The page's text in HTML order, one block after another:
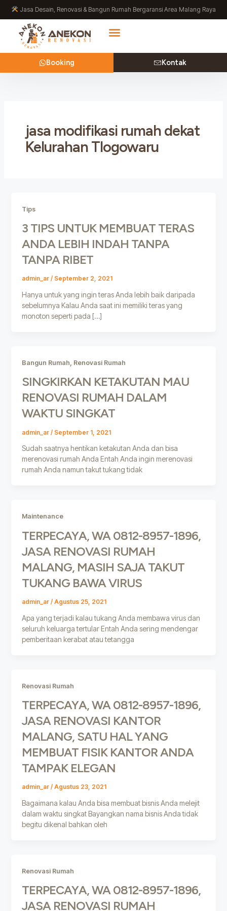
Lewati
Jasa Desain, Renovasi & Bangun Rumah Bergaransi Area Malang Raya
Booking Kontak
jasa modifikasi rumah dekat
Kelurahan Tlogowaru
Tips
3 TIPS UNTUK MEMBUAT TERAS
ANDA LEBIH INDAH TANPA
TANPA RIBET
admin_ar / September 2, 2021
Hanya untuk yang ingin teras Anda lebih baik daripada
sebelumnya Kalau Anda saat ini memiliki teras yang
monoton seperti pada […]
Bangun Rumah Renovasi Rumah
SINGKIRKAN KETAKUTAN MAU
RENOVASI RUMAH DALAM
WAKTU SINGKAT
admin_ar / September 1, 2021
Sudah saatnya hentikan ketakutan Anda dan bisa
merenovasi rumah Anda Entah Anda ingin merenovasi
rumah Anda namun takut tukang tidak
Maintenance
TERPECAYA, WA 0812-8957-1896,
JASA RENOVASI RUMAH
MALANG, MASIH SAJA TAKUT
TUKANG BAWA VIRUS
admin_ar / Agustus 25, 2021
Apa yang terjadi kalau tukang Anda membawa virus dan
seluruh keluarga tertular Entah Anda sering mendengar
pemberitaan kerabat atau tetangga
Renovasi Rumah
TERPECAYA, WA 0812-8957-1896,
JASA RENOVASI KANTOR
MALANG, SATU HAL YANG
MEMBUAT FISIK KANTOR ANDA
TAMPAK ELEGAN
admin_ar / Agustus 23, 2021
Bagaimana kalau Anda bisa membuat bisnis Anda melejit
dalam waktu singkat Bayangkan nama bisnis Anda tidak
begitu dikenal bahkan oleh
Renovasi Rumah
TERPECAYA, WA 0812-8957-1896,
JASA RENOVASI RUMAH